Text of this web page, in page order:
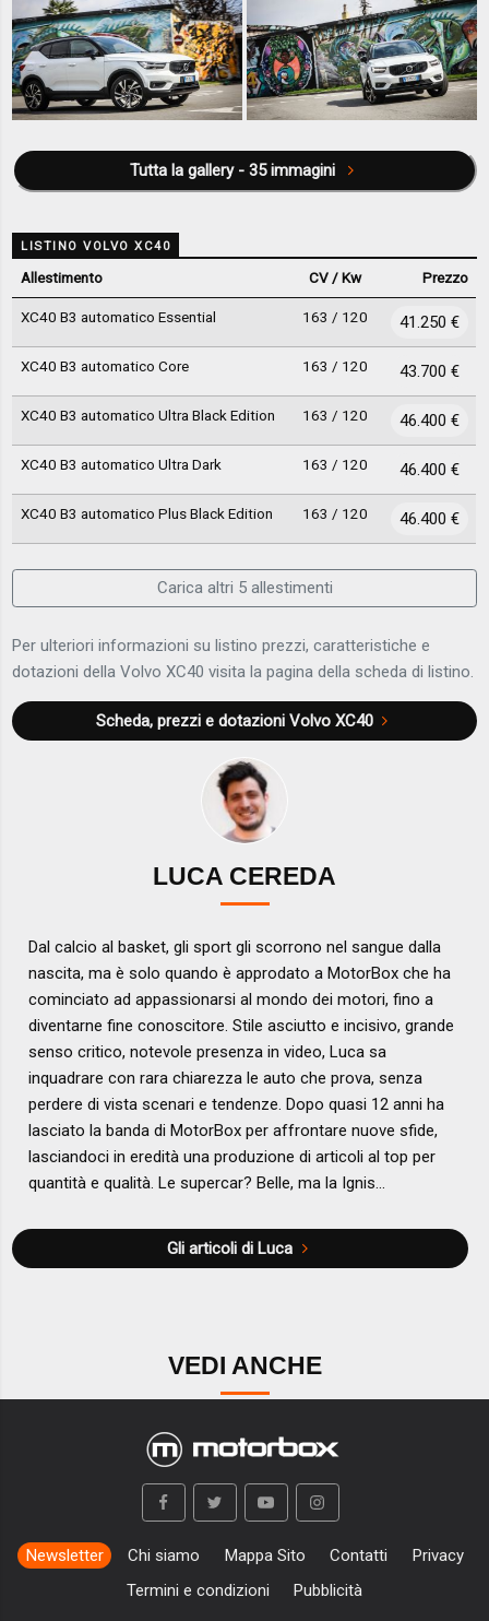
Tutta la gallery - 35 immagini
LISTINO VOLVO XC40
Allestimento CV / Kw Prezzo
XC40 B3 automatico Essential 163 / 120 41.250 €
XC40 B3 automatico Core 163 / 120 43.700 €
XC40 B3 automatico Ultra Black Edition 163 / 120 46.400 €
XC40 B3 automatico Ultra Dark 163 / 120 46.400 €
XC40 B3 automatico Plus Black Edition 163 / 120 46.400 €
Carica altri 5 allestimenti
Per ulteriori informazioni su listino prezzi, caratteristiche e
dotazioni della Volvo XC40 visita la pagina della scheda di listino.
Scheda, prezzi e dotazioni Volvo XC40
LUCA CEREDA
Dal calcio al basket, gli sport gli scorrono nel sangue dalla
nascita, ma è solo quando è approdato a MotorBox che ha
cominciato ad appassionarsi al mondo dei motori, fino a
diventarne fine conoscitore. Stile asciutto e incisivo, grande
senso critico, notevole presenza in video, Luca sa
inquadrare con rara chiarezza le auto che prova, senza
perdere di vista scenari e tendenze. Dopo quasi 12 anni ha
lasciato la banda di MotorBox per affrontare nuove sfide,
lasciandoci in eredità una produzione di articoli al top per
quantità e qualità. Le supercar? Belle, ma la Ignis...
Gli articoli di Luca
VEDI ANCHE
Newsletter Chi siamo Mappa Sito Contatti
Privacy
Termini e condizioni
Pubblicità